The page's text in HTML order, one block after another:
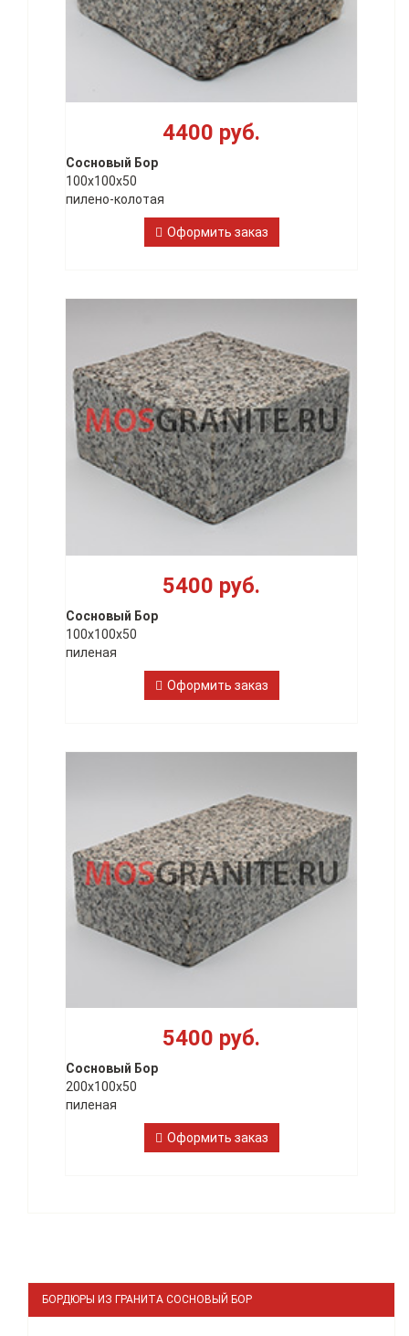
4400 руб.
Сосновый Бор
100х100х50
пилено-колотая
Оформить заказ
5400 руб.
Сосновый Бор
100х100х50
пиленая
Оформить заказ
5400 руб.
Сосновый Бор
200х100х50
пиленая
Оформить заказ
БОРДЮРЫ ИЗ ГРАНИТА СОСНОВЫЙ БОР